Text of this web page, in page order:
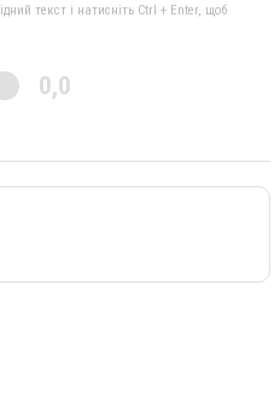
текст і натисніть Ctrl + Enter, щоб
0,0